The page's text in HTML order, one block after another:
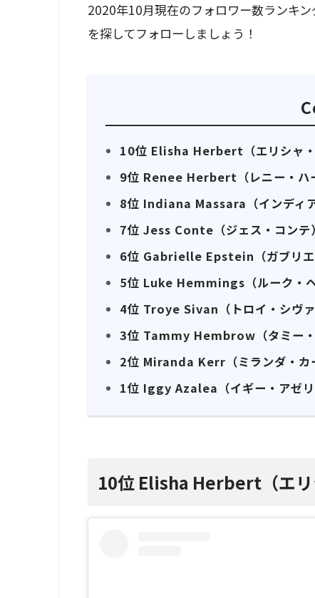
2020年10月現在のフォロワー数ランキ
を探してフォローしましょう！
10位 Elisha Herbert（エリシャ・
9位 Renee Herbert（レニー・ハ
8位 Indiana Massara（インディア
7位 Jess Conte（ジェス・コンテ）
6位 Gabrielle Epstein（ガブリエ
5位 Luke Hemmings（ルーク・ヘ
4位 Troye Sivan（トロイ・シヴァ
3位 Tammy Hembrow（タミー・
2位 Miranda Kerr（ミランダ・カ
1位 Iggy Azalea（イギー・アゼリ
10位 Elisha Herbert（エリ